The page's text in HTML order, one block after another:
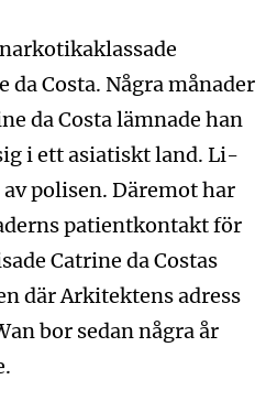
Costa. Några månader
da Costa lämnade han
i ett asiatiskt land. Li-
polisen. Däremot har
patientkontakt för
Catrine da Costas
där Arkitektens adress
bor sedan några år